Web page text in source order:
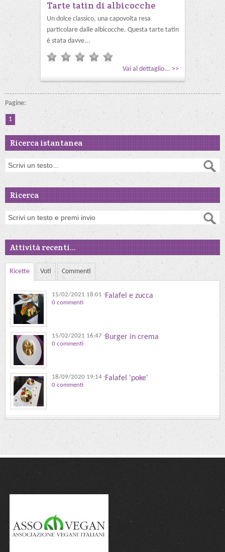
Tarte tatin di albicocche
Un dolce classico, una capovolta resa
particolare dalle albicocche. Questa tarte tatin
è stata davve...
Vai al dettaglio... >>
Pagine:
1
Ricerca istantanea
Ricerca
Attività recenti...
Ricette Voti Commenti
Falafel e zucca
15/02/2021 18:01 ·
0 commenti
Burger in crema
15/02/2021 16:47 ·
0 commenti
Falafel 'poke'
18/09/2020 19:14 ·
0 commenti